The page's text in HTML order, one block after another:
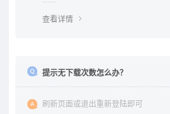
查看详情
提示无下载次数怎么办？
刷新页面或退出重新登陆即可